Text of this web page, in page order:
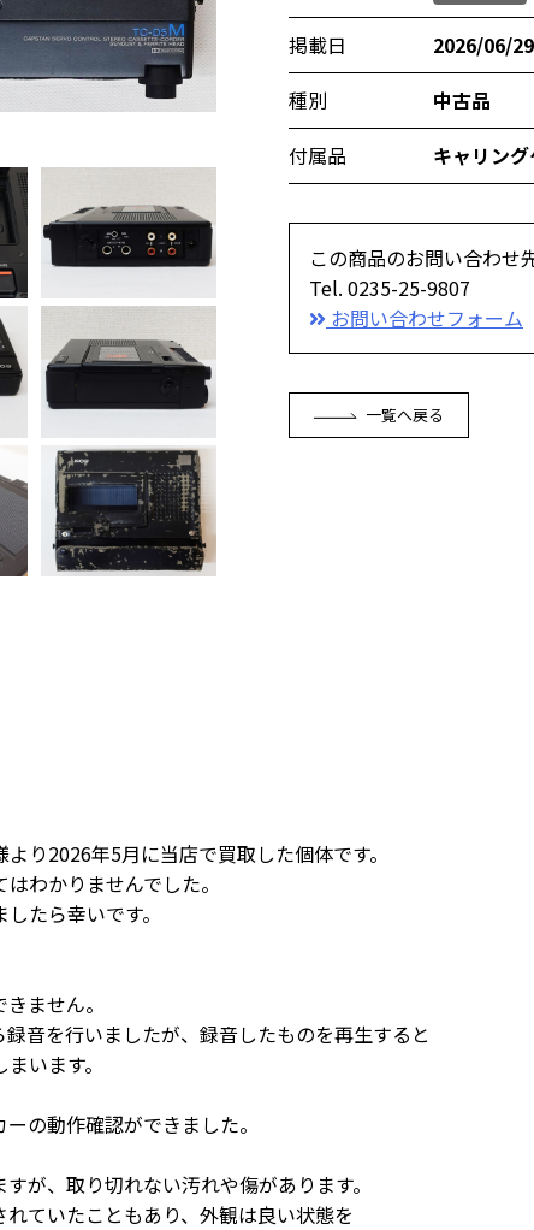
掲載日
2026/06/29
種別
中古品
付属品
キャリン
この商品のお問い合わせ
Tel. 0235-25-9807
お問い合わせフォーム
一覧へ戻る
り2026年5月に当店で買取した個体です。
わかりませんでした。
たら幸いです。
ません。
音を行いましたが、録音したものを再生すると
います。
の動作確認ができました。
が、取り切れない汚れや傷があります。
ていたこともあり、外観は良い状態を